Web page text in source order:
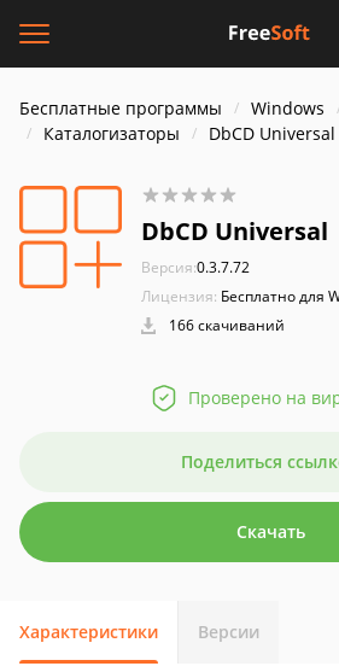
Бесплатные программы Windows
Каталогизаторы
DbCD Universal
DbCD Universal
Версия:0.3.7.72
Лицензия: Бесплатно для
166 скачиваний
Проверено на
Поделиться
Скачать
Характеристики Версии